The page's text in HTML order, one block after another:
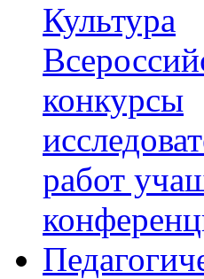
Культура
конкурсы
работ